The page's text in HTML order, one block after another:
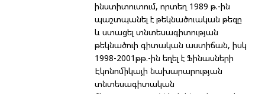
ինստիտուտում, որտեղ 1989 թ.-ին
պաշտպանել է թեկնածուական թեզը
և ստացել տնտեսագիտության
թեկնածուի գիտական աստիճան, իսկ
1998-2001թթ.-ին եղել է Ֆինասների
Էկոնոմիկայի նախարարության
տնտեսագիտական